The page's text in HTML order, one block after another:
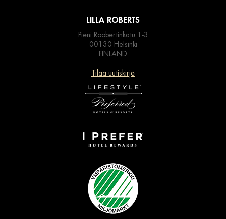
LILLA ROBERTS
Pieni Roobertinkatu 1-3
00130 Helsinki
FINLAND
Tilaa uutiskirje